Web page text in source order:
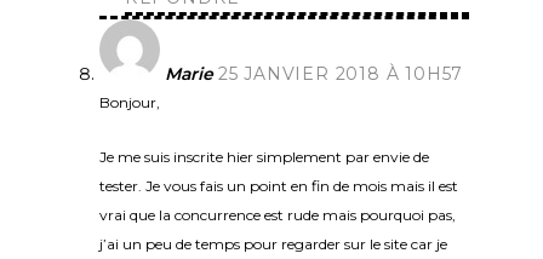
Marie 25 JANVIER 2018 À 10H57
Bonjour,
Je me suis inscrite hier simplement par envie de
tester. Je vous fais un point en fin de mois mais il est
vrai que la concurrence est rude mais pourquoi pas,
j’ai un peu de temps pour regarder sur le site car je